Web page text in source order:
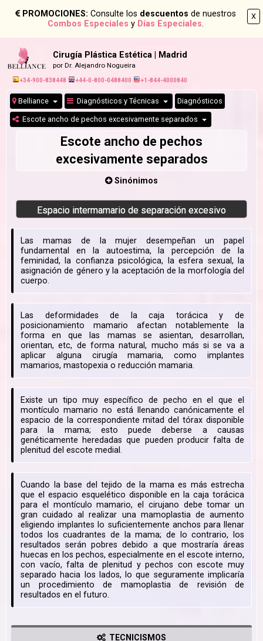
X
PROMOCIONES: Consulte los descuentos de nuestros
Combos Especiales y Días Especiales.
Cirugía Plástica Estética | Madrid
por Dr. Alejandro Nogueira
+34-900-838448 +44-0-800-0488400 +1-844-4000840
Belliance Diagnósticos y Técnicas Diagnósticos
Escote ancho de pechos excesivamente separados
Escote ancho de pechos
excesivamente separados
Sinónimos
Espacio intermamario de separación excesivo
Las mamas de la mujer desempeñan un papel
fundamental en la autoestima, la percepción de la
feminidad, la confianza psicológica, la esfera sexual, la
asignación de género y la aceptación de la morfología del
cuerpo.
Las deformidades de la caja torácica y de
posicionamiento mamario afectan notablemente la
forma en que las mamas se asientan, desarrollan,
orientan, etc, de forma natural, mucho más si se va a
aplicar alguna cirugía mamaria, como implantes
mamarios, mastopexia o reducción mamaria.
Existe un tipo muy específico de pecho en el que el
montículo mamario no está llenando canónicamente el
espacio de la correspondiente mitad del tórax disponible
para la mama; esto puede deberse a causas
genéticamente heredadas que pueden producir falta de
plenitud del escote medial.
Cuando la base del tejido de la mama es más estrecha
que el espacio esquelético disponible en la caja torácica
para el montículo mamario, el cirujano debe tomar un
gran cuidado al realizar una mamoplastia de aumento
eligiendo implantes lo suficientemente anchos para llenar
todos los cuadrantes de la mama; de lo contrario, los
resultados serán pobres debido a que mostraría áreas
huecas en los pechos, especialmente en el escote interno,
con vacío, falta de plenitud y pechos con escote muy
separado hacia los lados, lo que seguramente implicaría
un procedimiento de mamoplastia de revisión de
resultados en el futuro.
TECNICISMOS